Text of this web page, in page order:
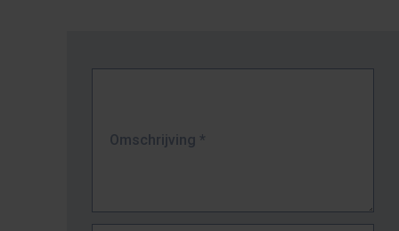
Omschrijving *